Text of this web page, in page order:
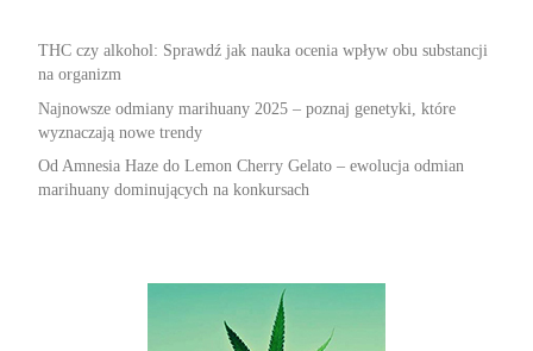
THC czy alkohol: Sprawdź jak nauka ocenia wpływ obu substancji
na organizm
Najnowsze odmiany marihuany 2025 – poznaj genetyki, które
wyznaczają nowe trendy
Od Amnesia Haze do Lemon Cherry Gelato – ewolucja odmian
marihuany dominujących na konkursach